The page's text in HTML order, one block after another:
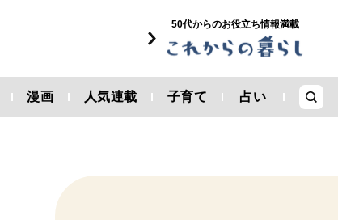
50代からのお役立ち情報満載
漫画 人気連載 子育て 占い